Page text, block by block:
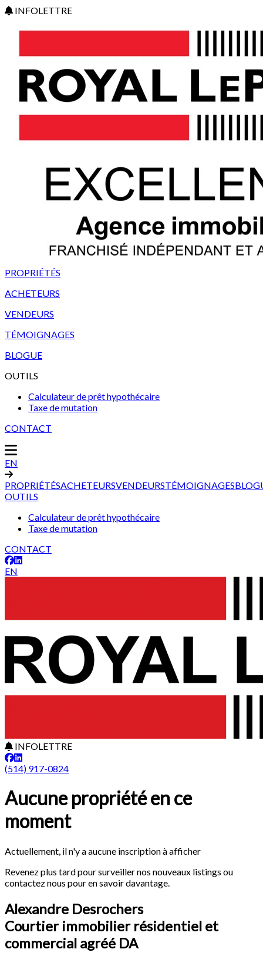
INFOLETTRE
PROPRIÉTÉS
ACHETEURS
VENDEURS
TÉMOIGNAGES
BLOGUE
OUTILS
Calculateur de prêt hypothécaire
Taxe de mutation
CONTACT
EN
PROPRIÉTÉSACHETEURSVENDEURSTÉMOIGNAGES
OUTILS
Calculateur de prêt hypothécaire
Taxe de mutation
CONTACT
EN
INFOLETTRE
(514) 917-0824
Aucune propriété en ce
moment
Actuellement, il n'y a aucune inscription à afficher
Revenez plus tard pour surveiller nos nouveaux listings ou
contactez nous pour en savoir davantage.
Alexandre Desrochers
Courtier immobilier résidentiel et
commercial agréé DA